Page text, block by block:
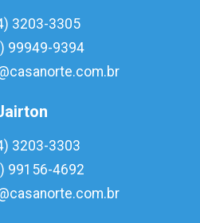
3203-3305
99949-9394
3203-3303
99156-4692